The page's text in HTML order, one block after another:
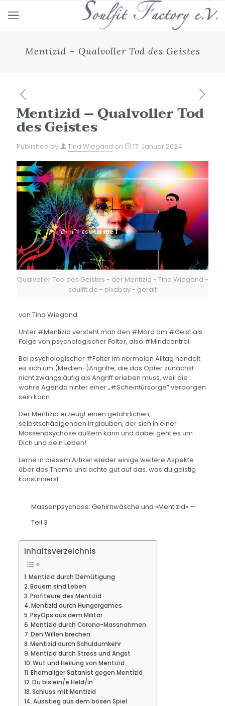
Mentizid – Qualvoller Tod des Geistes
Mentizid – Qualvoller Tod
des Geistes
Published by Tina Wiegand on 17. Januar 2024
Qualvoller Tod des Geistes - der Mentizid - Tina Wiegand -
soulfit.de - pixabay - geralt
von Tina Wiegand
Unter #Mentizid versteht man den #Mord am #Geist als
Folge von psychologischer Folter, also #Mindcontrol.
Bei psychologischer #Folter im normalen Alltag handelt
es sich um (Medien-)Angriffe, die das Opfer zunächst
nicht zwangsläufig als Angriff erleben muss, weil die
wahre Agenda hinter einer „#Scheinfürsorge“ verborgen
sein kann.
Der Mentizid erzeugt einen gefährlichen,
selbstschädigenden Irrglauben, der sich in einer
Massenpsychose äußern kann und dabei geht es um
Dich und dein Leben!
Lerne in diesem Artikel wieder einige weitere Aspekte
über das Thema und achte gut auf das, was du geistig
konsumierst.
Mas­sen­psy­chose: Gehirn­wäsche und «Men­tizid» —
Teil 3
Inhaltsverzeichnis
Mentizid durch Demütigung
Bauern sind Leben
Profiteure des Mentizid
Mentizid durch Hungergames
PsyOps aus dem Militär
Mentizid durch Corona-Massnahmen
Den Willen brechen
Mentizid durch Schuldumkehr
Mentizid durch Stress und Angst
Wut und Heilung von Mentizid
Ehemaliger Satanist gegen Mentizid
Du bis ein/e Held/in
Schluss mit Mentizid
Ausstieg aus dem bösen Spiel